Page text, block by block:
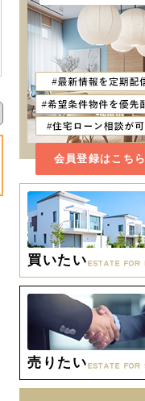
会員登録はこちら
買いたい
売りたい